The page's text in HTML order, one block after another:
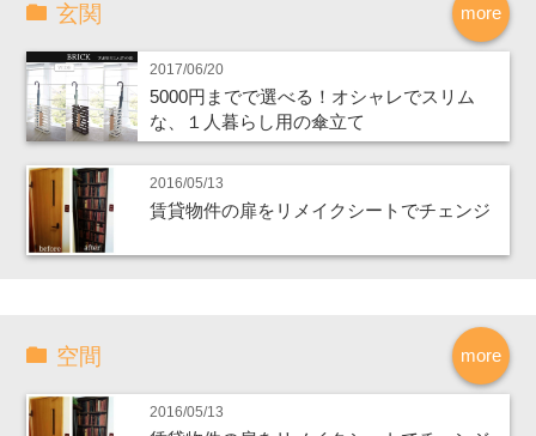
more
玄関
2017/06/20
5000円までで選べる！オシャレでスリム
な、１人暮らし用の傘立て
2016/05/13
賃貸物件の扉をリメイクシートでチェンジ
more
空間
2016/05/13